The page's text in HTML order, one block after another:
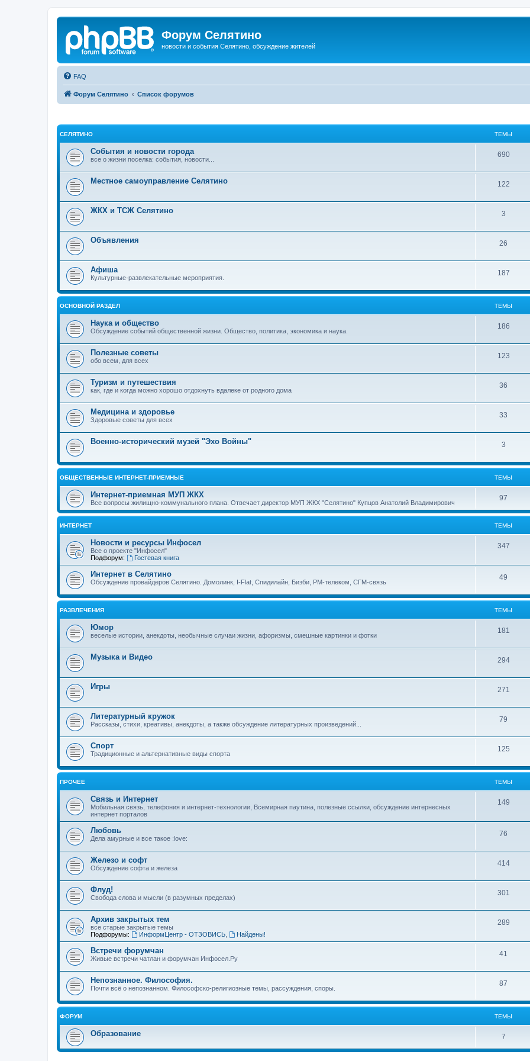
Форум Селятино
новости и события Селятино, обсуждение жителей
FAQ
Форум Селятино Список форумов
СЕЛЯТИНО ТЕМЫ
События и новости города
все о жизни поселка: события, новости...
690
Местное самоуправление Селятино 122
ЖКХ и ТСЖ Селятино 3
Объявления 26
Афиша
Культурные-развлекательные мероприятия.
187
ОСНОВНОЙ РАЗДЕЛ ТЕМЫ
Наука и общество
Обсуждение событий общественной жизни. Общество, политика, экономика и наука.
186
Полезные советы
обо всем, для всех
123
Туризм и путешествия
как, где и когда можно хорошо отдохнуть вдалеке от родного дома
36
Медицина и здоровье
Здоровые советы для всех
33
Военно-исторический музей "Эхо Войны" 3
ОБЩЕСТВЕННЫЕ ИНТЕРНЕТ-ПРИЕМНЫЕ ТЕМЫ
Интернет-приемная МУП ЖКХ
Все вопросы жилищно-коммунального плана. Отвечает директор МУП ЖКХ "Селятино" Купцов Анатолий Владимирович
97
ИНТЕРНЕТ ТЕМЫ
Новости и ресурсы Инфосел
Все о проекте "Инфосел"
Подфорум:
Гостевая книга
347
Интернет в Селятино
Обсуждение провайдеров Селятино. Домолинк, I-Flat, Спидилайн, Бизби, РМ-телеком, СГМ-связь
49
РАЗВЛЕЧЕНИЯ ТЕМЫ
Юмор
веселые истории, анекдоты, необычные случаи жизни, афоризмы, смешные картинки и фотки
181
Музыка и Видео 294
Игры 271
Литературный кружок
Рассказы, стихи, креативы, анекдоты, а также обсуждение литературных произведений...
79
Спорт
Традиционные и альтернативные виды спорта
125
ПРОЧЕЕ ТЕМЫ
Связь и Интернет
Мобильная связь, телефония и интернет-технологии, Всемирная паутина, полезные ссылки, обсуждение интернесных
интернет порталов
149
Любовь
Дела амурные и все такое :love:
76
Железо и софт
Обсуждение софта и железа
414
Флуд!
Свобода слова и мысли (в разумных пределах)
301
Архив закрытых тем
все старые закрытые темы
Подфорумы:
ИнформЦентр - ОТЗОВИСЬ, Найдены!
289
Встречи форумчан
Живые встречи чатлан и форумчан Инфосел.Ру
41
Непознанное. Философия.
Почти всё о непознанном. Философско-религиозные темы, рассуждения, споры.
87
ФОРУМ ТЕМЫ
Образование 7